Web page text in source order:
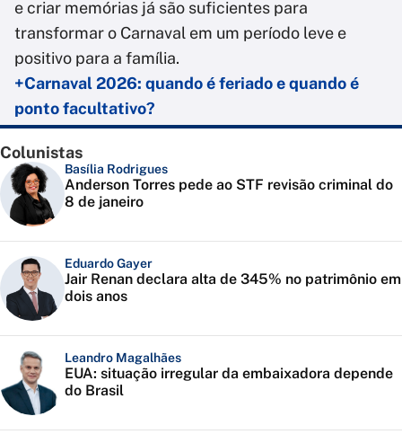
e criar memórias já são suficientes para
transformar o Carnaval em um período leve e
positivo para a família.
+Carnaval 2026: quando é feriado e quando é
ponto facultativo?
Colunistas
Basília Rodrigues
Anderson Torres pede ao STF revisão criminal do
8 de janeiro
Eduardo Gayer
Jair Renan declara alta de 345% no patrimônio em
dois anos
Leandro Magalhães
EUA: situação irregular da embaixadora depende
do Brasil